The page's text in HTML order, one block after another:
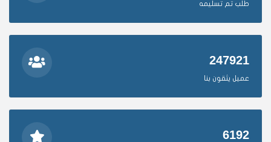
طلب تم تسليمه
247921
عميل يثقون بنا
6192